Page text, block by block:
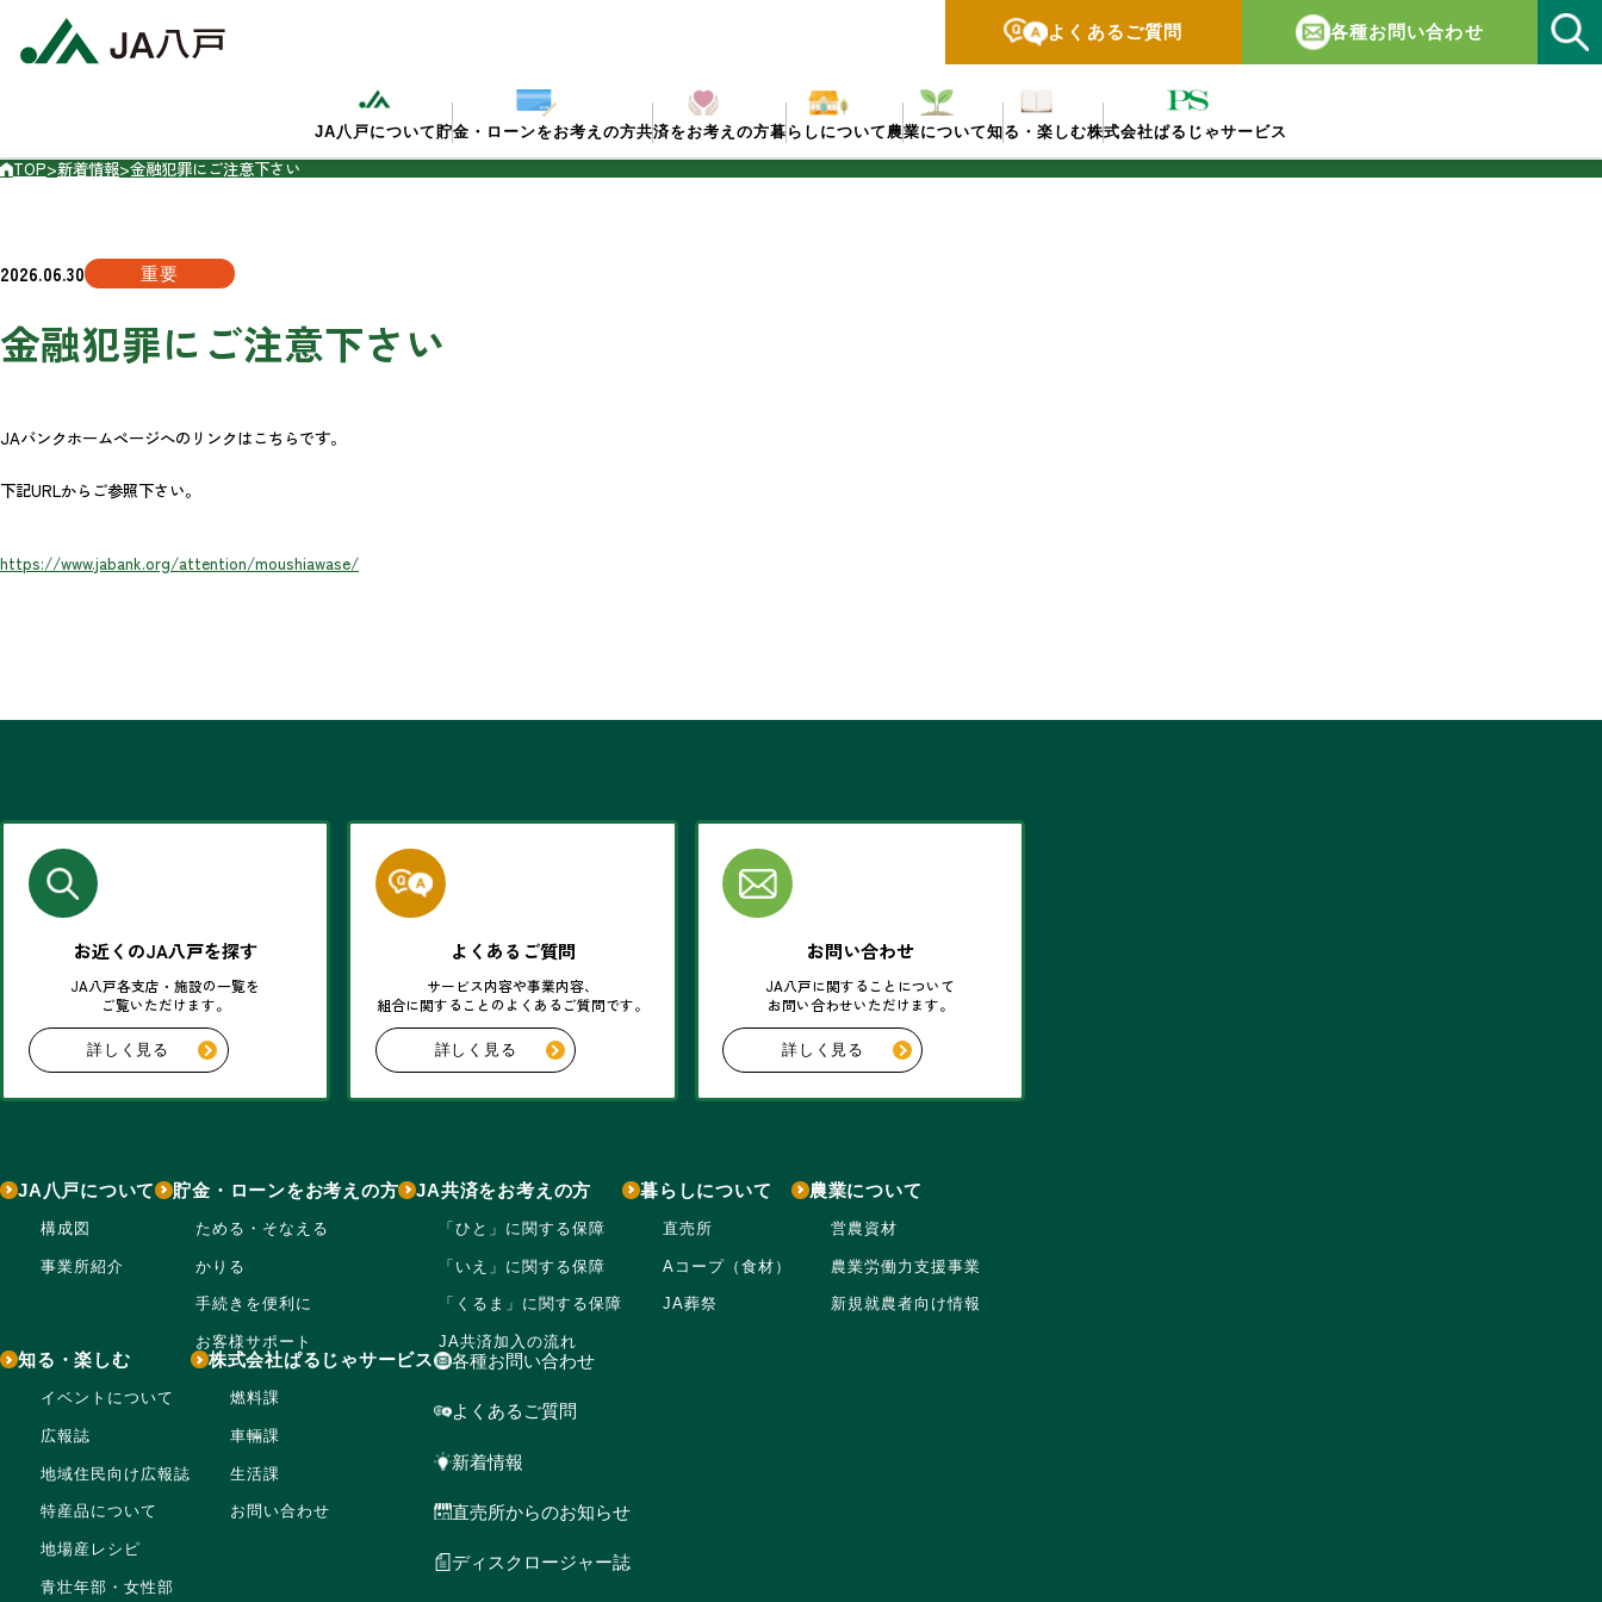
よくあるご質問 各種お問い合わせ
JA八戸について 貯金・ローンをお考えの方共済をお考えの方暮らしについて 農業について知る・楽しむ株式会社ぱるじゃサービス
TOP>新着情報>金融犯罪にご注意下さい
2026.06.30 重要
金融犯罪にご注意下さい
JAバンクホームページへのリンクはこちらです。
下記URLからご参照下さい。
https://www.jabank.org/attention/moushiawase/
お近くのJA八戸を探す
JA八戸各支店・施設の一覧を
ご覧いただけます。
詳しく見る
よくあるご質問
サービス内容や事業内容、
組合に関することのよくあるご質問です。
詳しく見る
お問い合わせ
JA八戸に関することについて
お問い合わせいただけます。
詳しく見る
JA八戸について
構成図
事業所紹介
貯金・ローンをお考えの方
ためる・そなえる
かりる
手続きを便利に
お客様サポート
JA共済をお考えの方
「ひと」に関する保障
「いえ」に関する保障
「くるま」に関する保障
JA共済加入の流れ
暮らしについて
直売所
Aコープ（食材）
JA葬祭
農業について
営農資材
農業労働力支援事業
新規就農者向け情報
知る・楽しむ
イベントについて
広報誌
地域住民向け広報誌
特産品について
地場産レシピ
青壮年部・女性部
株式会社ぱるじゃサービス
燃料課
車輛課
生活課
お問い合わせ
各種お問い合わせ
よくあるご質問
新着情報
直売所からのお知らせ
ディスクロージャー誌